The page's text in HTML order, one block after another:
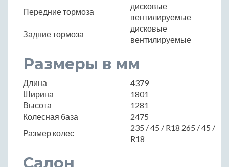
Передние тормоза
дисковые
вентилируемые
Задние тормоза
дисковые
вентилируемые
Размеры в мм
Длина
4379
Ширина
1801
Высота
1281
Колесная база
2475
Размер колес
235 / 45 / R18 265 / 45 /
R18
Салон